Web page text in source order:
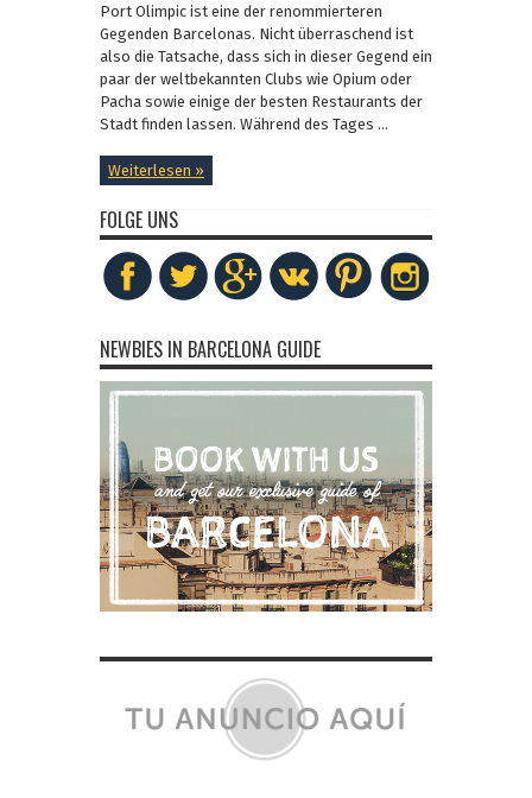
Port Olimpic ist eine der renommierteren
Gegenden Barcelonas. Nicht überraschend ist
also die Tatsache, dass sich in dieser Gegend ein
paar der weltbekannten Clubs wie Opium oder
Pacha sowie einige der besten Restaurants der
Stadt finden lassen. Während des Tages ...
Weiterlesen »
FOLGE UNS
NEWBIES IN BARCELONA GUIDE